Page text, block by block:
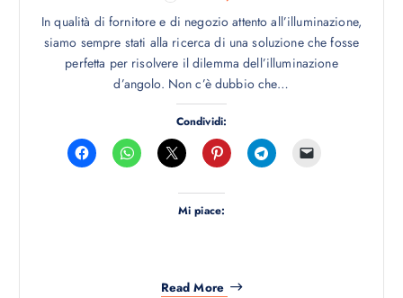
In qualità di fornitore e di negozio attento all’illuminazione,
siamo sempre stati alla ricerca di una soluzione che fosse
perfetta per risolvere il dilemma dell’illuminazione
d’angolo. Non c’è dubbio che…
Condividi:
Mi piace:
Read More